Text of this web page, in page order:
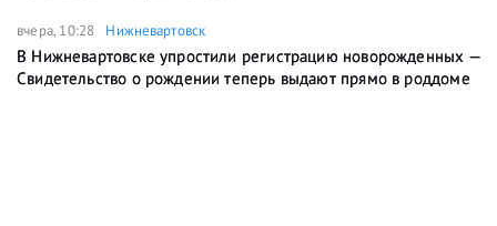
вчера, 10:28 Нижневартовск
В Нижневартовске упростили регистрацию новорожденных —
Свидетельство о рождении теперь выдают прямо в роддоме